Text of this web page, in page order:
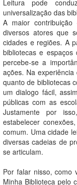
Leitura pode
universalização das
A maior
diversos atores que
cidades e regiões. A
bibliotecas e espaços
percebe-se a
ações. Na
quanto de bibliotecas
um dialogo fácil,
públicas com as
Justamente por
estabelecer
comum. Uma cidade
diversas cadeias de
se articulam.
Por falar nisso, como
Minha Biblioteca pelo